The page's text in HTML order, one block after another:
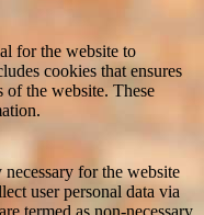
for the website to
cookies that ensures
of the website. These
for the website
user personal data via
termed as non-necessary